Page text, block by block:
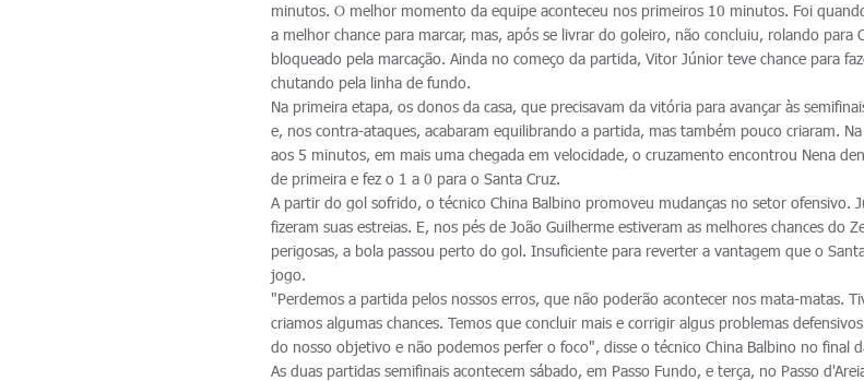
minutos. O melhor momento da equipe aconteceu nos primeiros 10 minutos. Foi
a melhor chance para marcar, mas, após se livrar do goleiro, não concluiu, rolando para
bloqueado pela marcação. Ainda no começo da partida, Vitor Júnior teve chance para
chutando pela linha de fundo.
Na primeira etapa, os donos da casa, que precisavam da vitória para avançar às
e, nos contra-ataques, acabaram equilibrando a partida, mas também pouco criaram.
aos 5 minutos, em mais uma chegada em velocidade, o cruzamento encontrou Nena
de primeira e fez o 1 a 0 para o Santa Cruz.
A partir do gol sofrido, o técnico China Balbino promoveu mudanças no setor ofensivo.
fizeram suas estreias. E, nos pés de João Guilherme estiveram as melhores chances do
perigosas, a bola passou perto do gol. Insuficiente para reverter a vantagem que o
jogo.
"Perdemos a partida pelos nossos erros, que não poderão acontecer nos mata-matas.
criamos algumas chances. Temos que concluir mais e corrigir algus problemas
do nosso objetivo e não podemos perfer o foco", disse o técnico China Balbino no final
As duas partidas semifinais acontecem sábado, em Passo Fundo, e terça, no Passo